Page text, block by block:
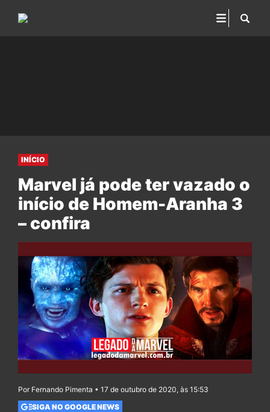
INÍCIO
Marvel já pode ter vazado o
início de Homem-Aranha 3
– confira
Por Fernando Pimenta • 17 de outubro de 2020, às 15:53
SIGA NO GOOGLE NEWS